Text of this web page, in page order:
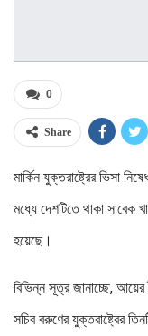
0
Share
মার্কিন যুক্তরাষ্ট্রের ভিসা
মধ্যে দেশটিতে থাকা সাবেক
হয়েছে।
বিভিন্ন সূত্র জানাচ্ছে,
সচিব বরুণের যুক্তরাষ্ট্রের